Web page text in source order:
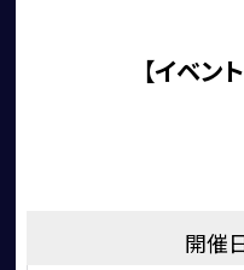
アフターサービス
【イベン
開催